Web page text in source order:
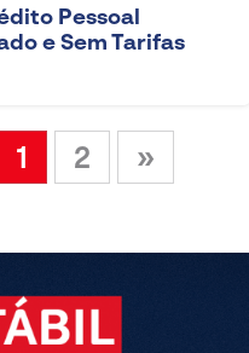
Pessoal
e Sem Tarifas
1 2 »